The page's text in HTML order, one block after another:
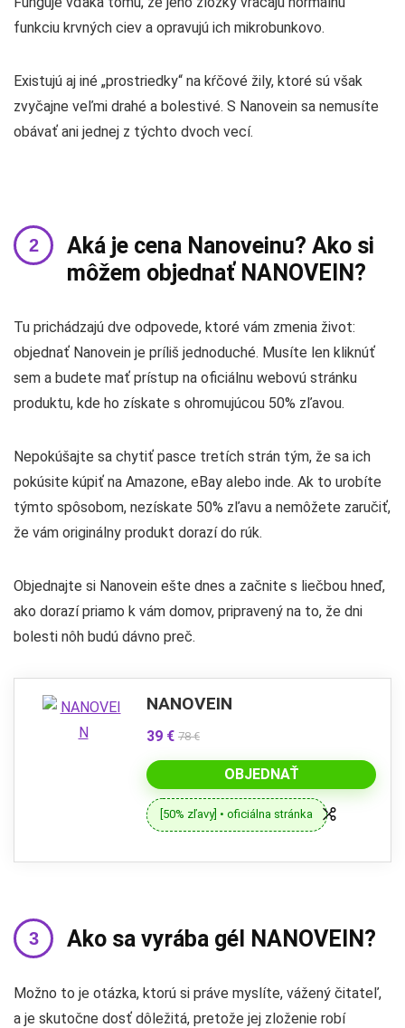
funkciu krvných ciev a opravujú ich mikrobunkovo.
Existujú aj iné „prostriedky“ na kŕčové žily, ktoré sú však
zvyčajne veľmi drahé a bolestivé. S Nanovein sa nemusíte
obávať ani jednej z týchto dvoch vecí.
Aká je cena Nanoveinu? Ako si
môžem objednať NANOVEIN?
Tu prichádzajú dve odpovede, ktoré vám zmenia život:
objednať Nanovein je príliš jednoduché. Musíte len kliknúť
sem a budete mať prístup na oficiálnu webovú stránku
produktu, kde ho získate s ohromujúcou 50% zľavou.
Nepokúšajte sa chytiť pasce tretích strán tým, že sa ich
pokúsite kúpiť na Amazone, eBay alebo inde. Ak to urobíte
týmto spôsobom, nezískate 50% zľavu a nemôžete zaručiť,
že vám originálny produkt dorazí do rúk.
Objednajte si Nanovein ešte dnes a začnite s liečbou hneď,
ako dorazí priamo k vám domov, pripravený na to, že dni
bolesti nôh budú dávno preč.
NANOVEIN
39 € 78 €
OBJEDNAŤ
[50% zľavy] • oficiálna stránka
Ako sa vyrába gél NANOVEIN?
Možno to je otázka, ktorú si práve myslíte, vážený čitateľ,
a je skutočne dosť dôležitá, pretože jej zloženie robí